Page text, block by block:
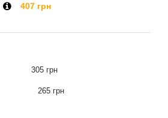
407 грн
305 грн
265 грн